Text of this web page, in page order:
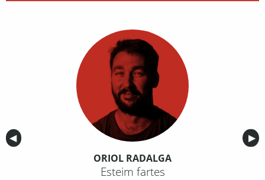
Anterior
◀︎ ▶︎
ORIOL RADALGA
Esteim fartes